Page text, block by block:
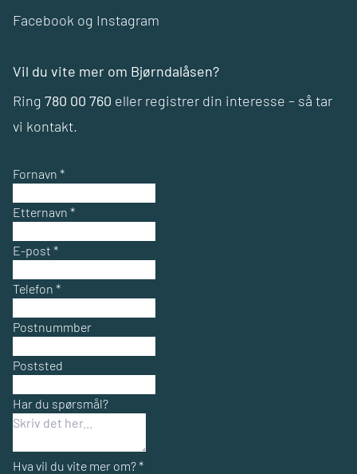
Facebook og Instagram
Vil du vite mer om Bjørndalåsen?
Ring 780 00 760 eller registrer din interesse – så tar
vi kontakt.
Fornavn *
Etternavn *
E-post *
Telefon *
Postnummber
Poststed
Har du spørsmål?
Hva vil du vite mer om?*